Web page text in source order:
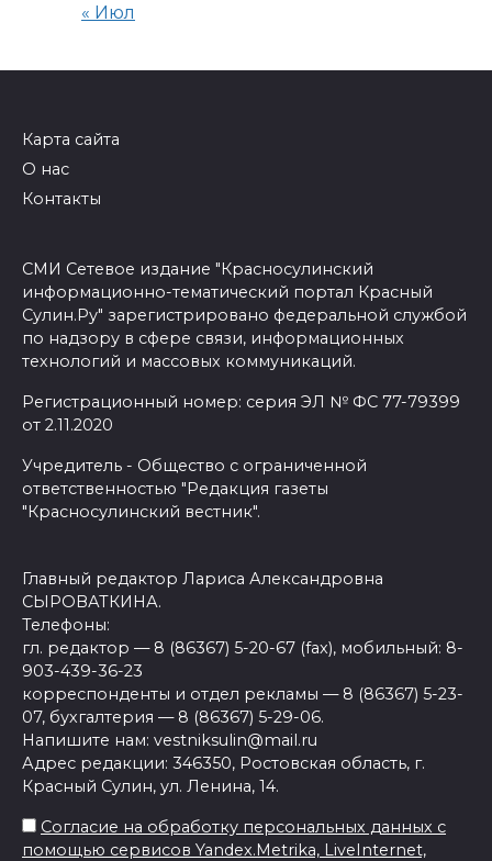
« Июл
Карта сайта
О нас
Контакты
СМИ Сетевое издание "Красносулинский
информационно-тематический портал Красный
Сулин.Ру" зарегистрировано федеральной службой
по надзору в сфере связи, информационных
технологий и массовых коммуникаций.
Регистрационный номер: серия ЭЛ № ФС 77-79399
от 2.11.2020
Учредитель - Общество с ограниченной
ответственностью "Редакция газеты
"Красносулинский вестник".
Главный редактор Лариса Александровна
СЫРОВАТКИНА.
Телефоны:
гл. редактор — 8 (86367) 5-20-67 (fax), мобильный: 8-
903-439-36-23
корреспонденты и отдел рекламы — 8 (86367) 5-23-
07, бухгалтерия — 8 (86367) 5-29-06.
Напишите нам: vestniksulin@mail.ru
Адрес редакции: 346350, Ростовская область, г.
Красный Сулин, ул. Ленина, 14.
Согласие на обработку персональных данных с
помощью сервисов Yandex.Metrika, LiveInternet,